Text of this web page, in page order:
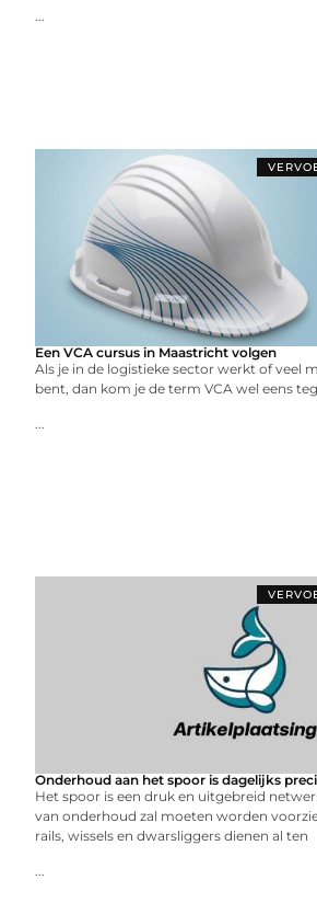
...
Een VCA cursus in Maastricht volgen
Als je in de logistieke sector werkt of veel
bent, dan kom je de term VCA wel eens
...
Onderhoud aan het spoor is dagelijks
Het spoor is een druk en uitgebreid
van onderhoud zal moeten worden
rails, wissels en dwarsliggers dienen al ten
...